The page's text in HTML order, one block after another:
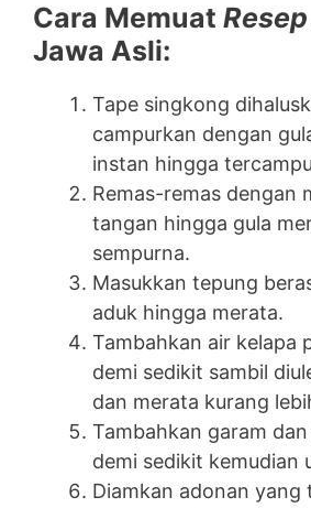
Cara Memuat
Jawa Asli:
Tape singkong
campurkan dengan
instan hingga
Remas-remas dengan
tangan hingga gula
sempurna.
Masukkan tepung
aduk hingga merata.
Tambahkan air kelapa
demi sedikit sambil
dan merata kurang
Tambahkan garam
demi sedikit kemudian
Diamkan adonan yang